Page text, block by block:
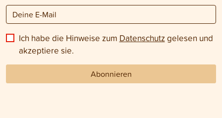
Ich habe die Hinweise zum Datenschutz gelesen und
akzeptiere sie.
Abonnieren